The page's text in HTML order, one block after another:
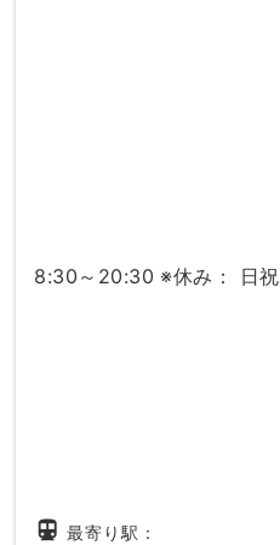
8:30～20:30 ※休み： 日祝
directions_subway 最寄り駅：